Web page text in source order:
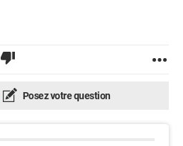
Posez votre question